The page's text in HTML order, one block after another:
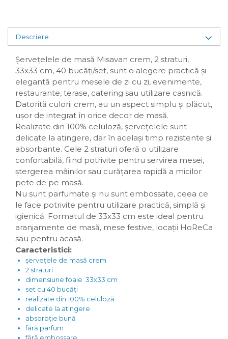
Descriere
Șervețelele de masă Misavan crem, 2 straturi,
33x33 cm, 40 bucăți/set, sunt o alegere practică și
elegantă pentru mesele de zi cu zi, evenimente,
restaurante, terase, catering sau utilizare casnică.
Datorită culorii crem, au un aspect simplu și plăcut,
ușor de integrat în orice decor de masă.
Realizate din 100% celuloză, șervețelele sunt
delicate la atingere, dar în același timp rezistente și
absorbante. Cele 2 straturi oferă o utilizare
confortabilă, fiind potrivite pentru servirea mesei,
ștergerea mâinilor sau curățarea rapidă a micilor
pete de pe masă.
Nu sunt parfumate și nu sunt embossate, ceea ce
le face potrivite pentru utilizare practică, simplă și
igienică. Formatul de 33x33 cm este ideal pentru
aranjamente de masă, mese festive, locații HoReCa
sau pentru acasă.
Caracteristici:
șervețele de masă crem
2 straturi
dimensiune foaie: 33x33 cm
set cu 40 bucăți
realizate din 100% celuloză
delicate la atingere
absorbție bună
fără parfum